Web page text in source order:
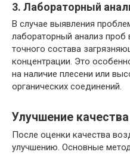
3. Лабораторный
В случае выявления
лабораторный анализ проб
точного состава
концентрации. Это
на наличие плесени или
органических соединений.
Улучшение
После оценки качества
улучшению. Основные